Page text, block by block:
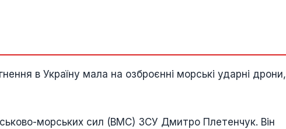
в Україну мала на озброєнні морські ударні дрони,
морських сил (ВМС) ЗСУ Дмитро Плетенчук. Він